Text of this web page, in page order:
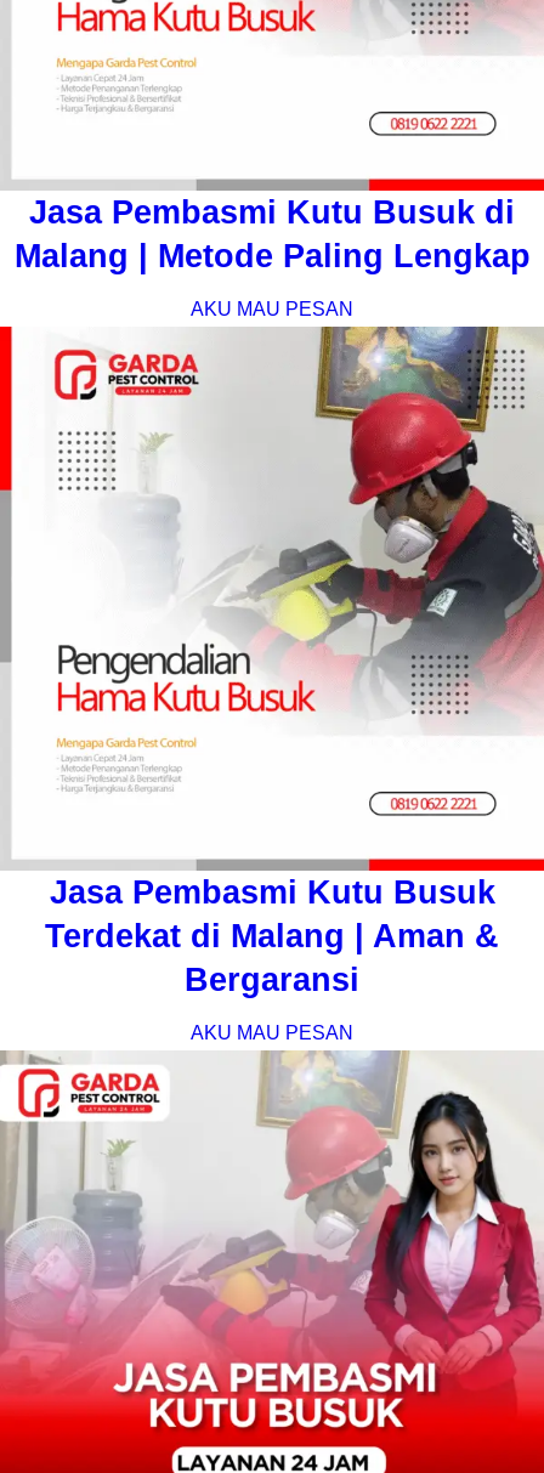
Jasa Pembasmi Kutu Busuk di
Malang | Metode Paling Lengkap
AKU MAU PESAN
Jasa Pembasmi Kutu Busuk
Terdekat di Malang | Aman &
Bergaransi
AKU MAU PESAN